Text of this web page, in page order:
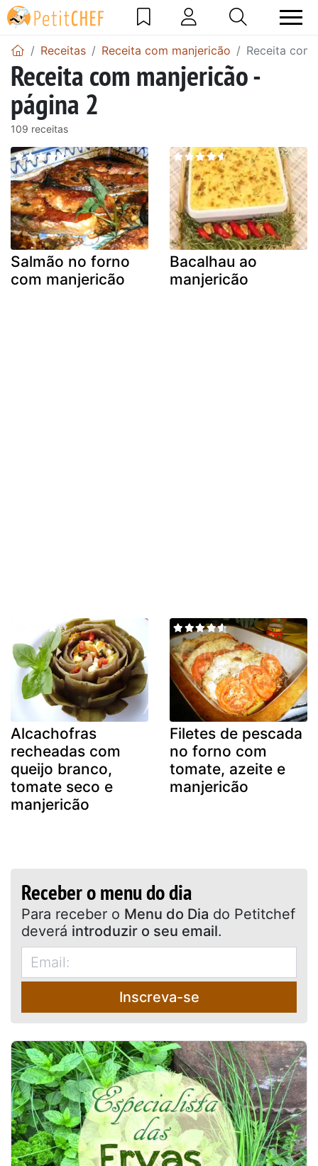
Receitas Receita com manjericão Receita
Receita com manjericão -
página 2
109 receitas
Salmão no forno
com manjericão
Bacalhau ao
manjericão
Alcachofras
recheadas com
queijo branco,
tomate seco e
manjericão
Filetes de pescada
no forno com
tomate, azeite e
manjericão
Receber o menu do dia
Para receber o Menu do Dia do Petitchef
deverá introduzir o seu email.
Inscreva-se